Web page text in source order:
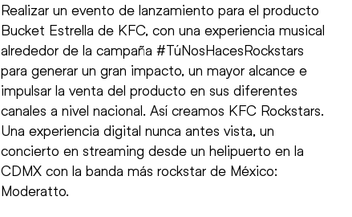
Realizar un evento de lanzamiento para el producto
Bucket Estrella de KFC, con una experiencia musical
alrededor de la campaña #TúNosHacesRockstars
para generar un gran impacto, un mayor alcance e
impulsar la venta del producto en sus diferentes
canales a nivel nacional. Así creamos KFC Rockstars.
Una experiencia digital nunca antes vista, un
concierto en streaming desde un helipuerto en la
CDMX con la banda más rockstar de México:
Moderatto.